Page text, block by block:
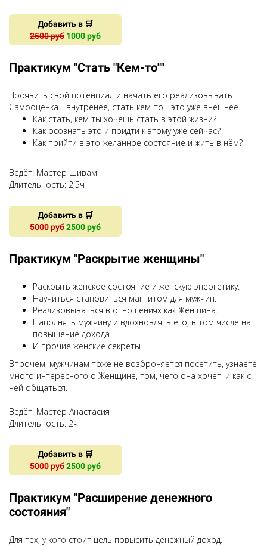
Добавить в 🛒
2500 руб 1000 руб
Практикум "Стать "Кем-то""
Проявить свой потенциал и начать его реализовывать.
Самооценка - внутренее, стать кем-то - это уже внешнее.
Как стать, кем ты хочешь стать в этой жизни?
Как осознать это и придти к этому уже сейчас?
Как прийти в это желанное состояние и жить в нём?
Ведёт: Мастер Шивам
Длительность: 2,5ч
Добавить в 🛒
5000 руб2500 руб
Практикум "Раскрытие женщины"
Раскрыть женское состояние и женскую энергетику.
Научиться становиться магнитом для мужчин.
Реализовываться в отношениях как Женщина.
Наполнять мужчину и вдохновлять его, в том числе на
повышение дохода.
И прочие женские секреты.
Впрочем, мужчинам тоже не возброняется посетить, узнаете
много интересного о Женщине, том, чего она хочет, и как с
ней общаться.
Ведёт: Мастер Анастасия
Длительность: 2ч
Добавить в 🛒
5000 руб2500 руб
Практикум "Расширение денежного
состояния"
Для тех, у кого стоит цель повысить денежный доход.